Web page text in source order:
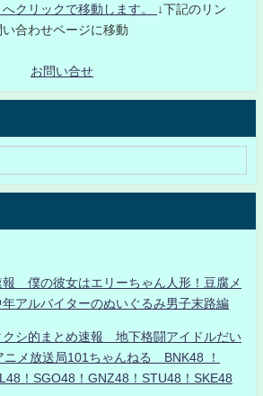
クリックで移動します。
↓下記のリン
合わせページに移動
お問い合せ
報 僕の彼女はエリーちゃん人形！豆腐メ
アルバイターのぬいぐるみ男子末路編
シ的まとめ速報 地下格闘アイドルだい
メ放送局101ちゃんねる BNK48 ！
！SGO48！GNZ48！STU48！SKE48